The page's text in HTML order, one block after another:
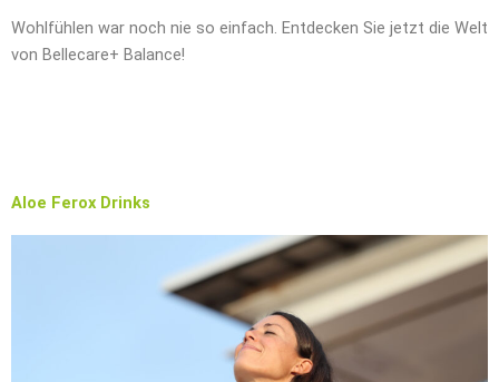
Wohlfühlen war noch nie so einfach. Entdecken Sie jetzt die Welt
von Bellecare+ Balance!
Aloe Ferox Drinks